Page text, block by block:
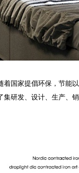
家提倡环保，节能
了集研发、设计、生产